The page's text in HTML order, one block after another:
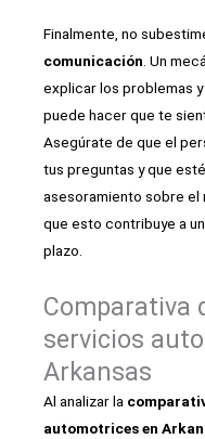
Finalmente, no
comunicación. Un
explicar los problemas
puede hacer que te
Asegúrate de que el
tus preguntas y que
asesoramiento sobre el
que esto contribuye a
plazo.
Comparativa
servicios
Arkansas
Al analizar la
automotrices en